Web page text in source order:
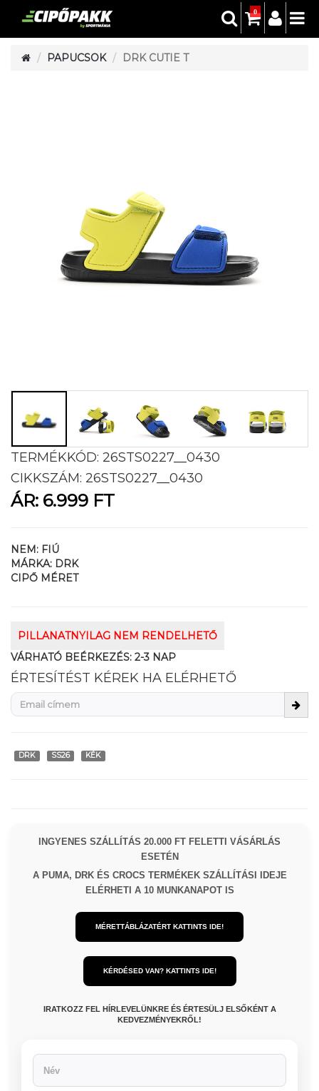
0
PAPUCSOK DRK CUTIE T
TERMÉKKÓD: 26STS0227__0430
CIKKSZÁM: 26STS0227__0430
ÁR: 6.999 FT
NEM: FIÚ
MÁRKA: DRK
CIPŐ MÉRET
PILLANATNYILAG NEM RENDELHETŐ
VÁRHATÓ BEÉRKEZÉS: 2-3 NAP
ÉRTESÍTÉST KÉREK HA ELÉRHETŐ
DRK SS26 KÉK
INGYENES SZÁLLÍTÁS 20.000 FT FELETTI VÁSÁRLÁS
ESETÉN
A PUMA, DRK ÉS CROCS TERMÉKEK SZÁLLÍTÁSI IDEJE
ELÉRHETI A 10 MUNKANAPOT IS
MÉRETTÁBLÁZATÉRT KATTINTS IDE!
KÉRDÉSED VAN? KATTINTS IDE!
IRATKOZZ FEL HÍRLEVELÜNKRE ÉS ÉRTESÜLJ ELSŐKÉNT A
KEDVEZMÉNYEKRŐL!